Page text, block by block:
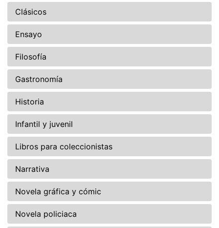
Clásicos
Ensayo
Filosofía
Gastronomía
Historia
Infantil y juvenil
Libros para coleccionistas
Narrativa
Novela gráfica y cómic
Novela policiaca